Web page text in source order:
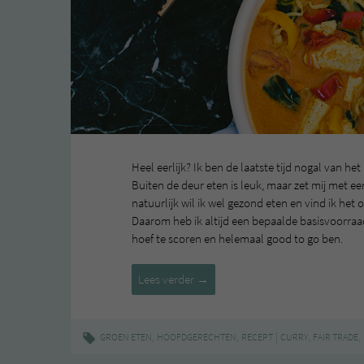
Heel eerlijk? Ik ben de laatste tijd nogal van
Buiten de deur eten is leuk, maar zet mij met
natuurlijk wil ik wel gezond eten en vind ik het
Daarom heb ik altijd een bepaalde
hoef te scoren en helemaal good to go ben.
Lees verder Curry
met
trade
→
GROEN ETEN, HOOFDGERECHTEN, RECEPT CURRY, FAIR TRADE,